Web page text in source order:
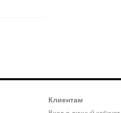
Клиентам